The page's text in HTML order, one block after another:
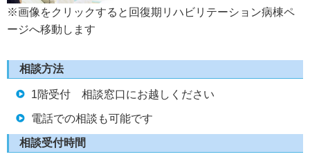
※画像をクリックすると回復期リハビリテーション病棟ペ
ージへ移動します
相談方法
1階受付 相談窓口にお越しください
電話での相談も可能です
相談受付時間